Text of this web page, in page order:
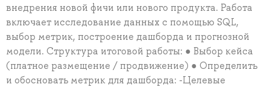
внедрения новой фичи или нового продукта. Работа
включает исследование данных с помощью SQL,
выбор метрик, построение дашборда и прогнозной
модели. Структура итоговой работы: ● Выбор кейса
(платное размещение / продвижение) ● Определить
и обосновать метрик для дашборда: -Целевые